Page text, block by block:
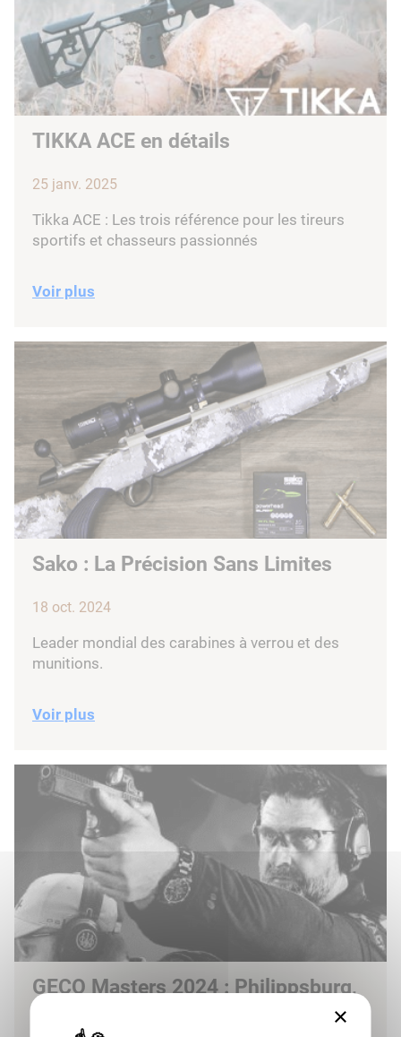
TIKKA ACE en détails
25 janv. 2025
Tikka ACE : Les trois référence pour les tireurs
sportifs et chasseurs passionnés
Voir plus
Sako : La Précision Sans Limites
18 oct. 2024
Leader mondial des carabines à verrou et des
munitions.
Voir plus
GECO Masters 2024 : Philippsburg,
Épicentre du Tir Sportif Dynamique
×